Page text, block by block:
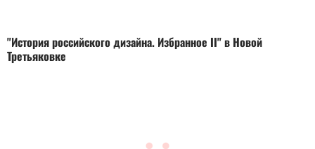
"История российского дизайна. Избранное II" в Новой
Третьяковке